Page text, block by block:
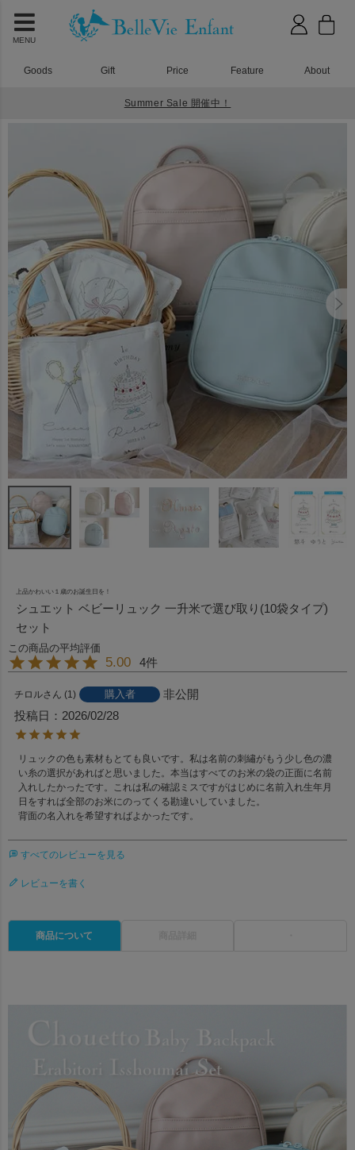
MENU
Goods Gift Price Feature About
Summer Sale 開催中！
シュエット ベビーリュック 一升米で選び取り(10袋タイプ)セット
上品かわいい１歳のお誕生日を！
シュエット ベビーリュック 一升米で選び取り(10袋タイプ)
セット
5.00 4
チロル 1 購入者
非公開
投稿日
2026/02/28
リュックの色も素材もとても良いです。私は名前の刺繡がもう少し色の濃
い糸の選択があればと思いました。本当はすべてのお米の袋の正面に名前
入れしたかったです。これは私の確認ミスですがはじめに名前入れ生年月
日をすれば全部のお米にのってくる勘違いしていました。
すべてのレビューを見る
レビューを書く
商品について